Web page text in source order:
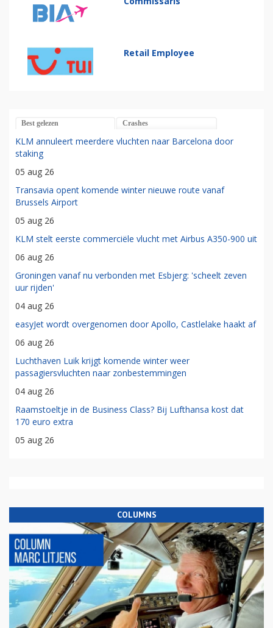
Retail Employee
Best gelezen Crashes
KLM annuleert meerdere vluchten naar Barcelona door
staking
05 aug 26
Transavia opent komende winter nieuwe route vanaf
Brussels Airport
05 aug 26
KLM stelt eerste commerciële vlucht met Airbus A350-900 uit
06 aug 26
Groningen vanaf nu verbonden met Esbjerg: 'scheelt zeven
uur rijden'
04 aug 26
easyJet wordt overgenomen door Apollo, Castlelake haakt af
06 aug 26
Luchthaven Luik krijgt komende winter weer
passagiersvluchten naar zonbestemmingen
04 aug 26
Raamstoeltje in de Business Class? Bij Lufthansa kost dat
170 euro extra
05 aug 26
COLUMNS